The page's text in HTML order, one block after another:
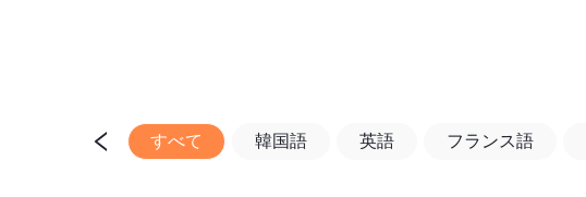
すべて 韓国語 英語 フランス語